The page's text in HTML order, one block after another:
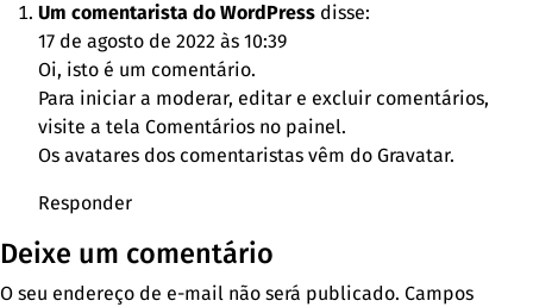
Um comentarista do WordPress disse:
17 de agosto de 2022 às 10:39
Oi, isto é um comentário.
Para iniciar a moderar, editar e excluir comentários,
visite a tela Comentários no painel.
Os avatares dos comentaristas vêm do Gravatar.
Responder
Deixe um comentário
O seu endereço de e-mail não será publicado. Campos